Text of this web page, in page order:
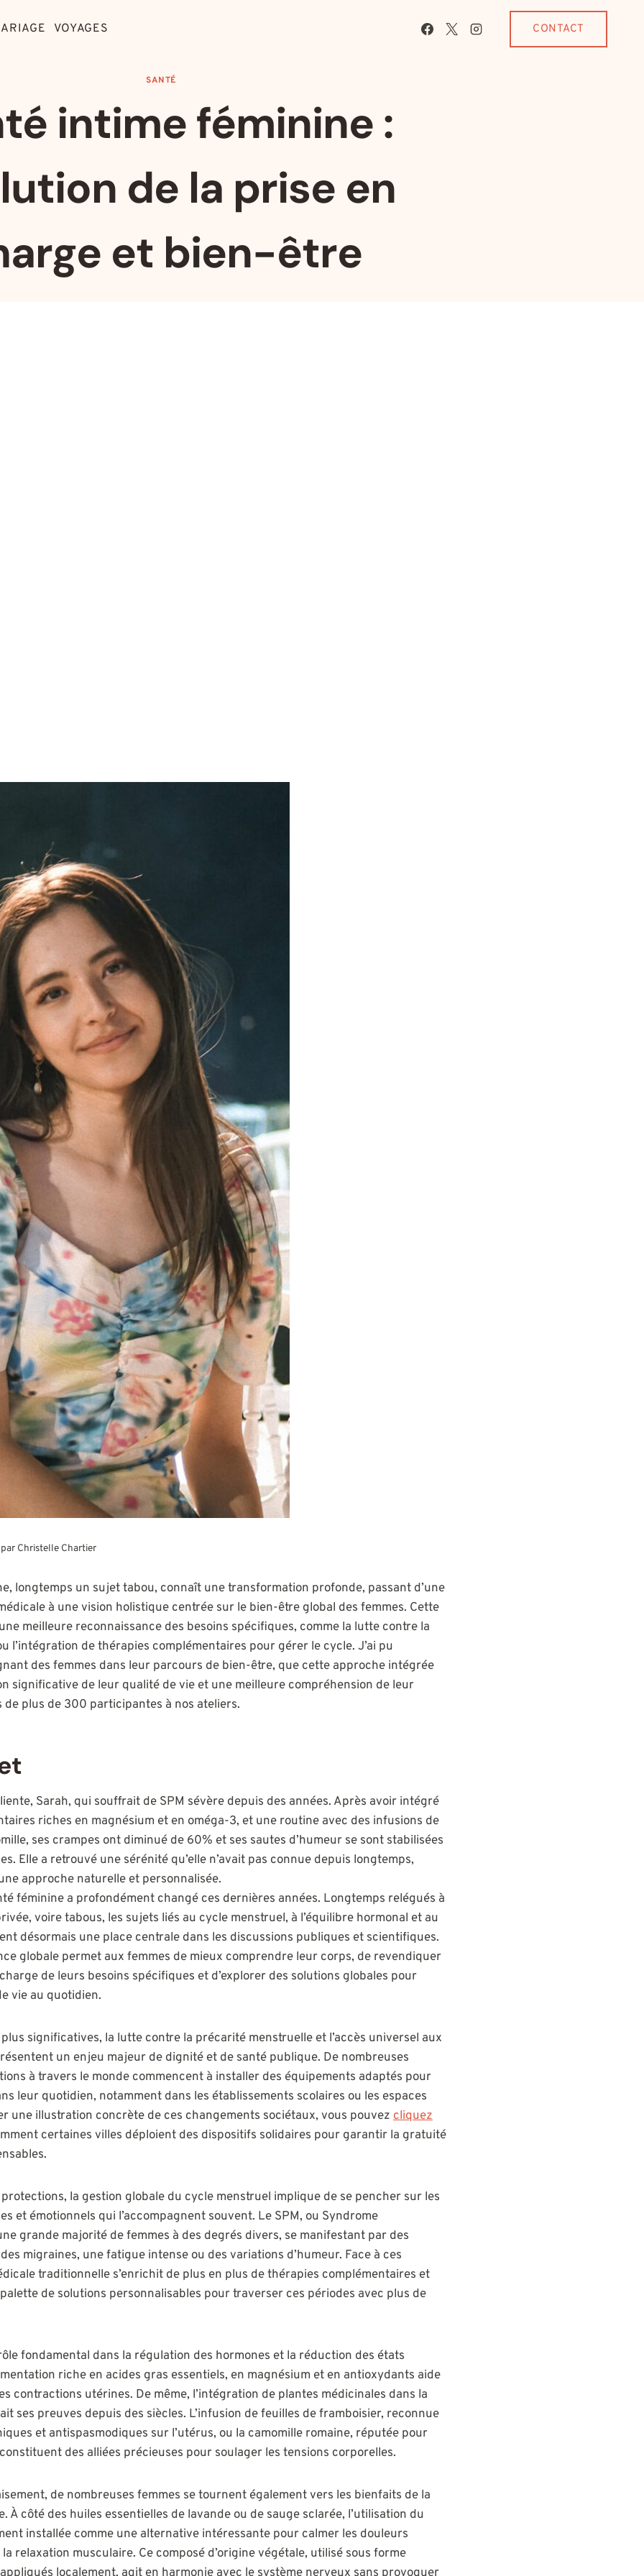
VOYAGES CONTACT
SANTÉ
intime féminine :
de la prise en
et bien-être
Christelle Chartier
longtemps un sujet tabou, connaît une transformation profonde, passant d’une
à une vision holistique centrée sur le bien-être global des femmes. Cette
meilleure reconnaissance des besoins spécifiques, comme la lutte contre la
l’intégration de thérapies complémentaires pour gérer le cycle. J’ai pu
des femmes dans leur parcours de bien-être, que cette approche intégrée
significative de leur qualité de vie et une meilleure compréhension de leur
de plus de 300 participantes à nos ateliers.
Sarah, qui souffrait de SPM sévère depuis des années. Après avoir intégré
riches en magnésium et en oméga-3, et une routine avec des infusions de
ses crampes ont diminué de 60% et ses sautes d’humeur se sont stabilisées
Elle a retrouvé une sérénité qu’elle n’avait pas connue depuis longtemps,
approche naturelle et personnalisée.
féminine a profondément changé ces dernières années. Longtemps relégués à
voire tabous, les sujets liés au cycle menstruel, à l’équilibre hormonal et au
désormais une place centrale dans les discussions publiques et scientifiques.
globale permet aux femmes de mieux comprendre leur corps, de revendiquer
de leurs besoins spécifiques et d’explorer des solutions globales pour
vie au quotidien.
significatives, la lutte contre la précarité menstruelle et l’accès universel aux
un enjeu majeur de dignité et de santé publique. De nombreuses
à travers le monde commencent à installer des équipements adaptés pour
leur quotidien, notamment dans les établissements scolaires ou les espaces
une illustration concrète de ces changements sociétaux, vous pouvez cliquez
certaines villes déploient des dispositifs solidaires pour garantir la gratuité
la gestion globale du cycle menstruel implique de se pencher sur les
et émotionnels qui l’accompagnent souvent. Le SPM, ou Syndrome
grande majorité de femmes à des degrés divers, se manifestant par des
migraines, une fatigue intense ou des variations d’humeur. Face à ces
traditionnelle s’enrichit de plus en plus de thérapies complémentaires et
de solutions personnalisables pour traverser ces périodes avec plus de
fondamental dans la régulation des hormones et la réduction des états
riche en acides gras essentiels, en magnésium et en antioxydants aide
contractions utérines. De même, l’intégration de plantes médicinales dans la
ses preuves depuis des siècles. L’infusion de feuilles de framboisier, reconnue
et antispasmodiques sur l’utérus, ou la camomille romaine, réputée pour
des alliées précieuses pour soulager les tensions corporelles.
de nombreuses femmes se tournent également vers les bienfaits de la
À côté des huiles essentielles de lavande ou de sauge sclarée, l’utilisation du
installée comme une alternative intéressante pour calmer les douleurs
relaxation musculaire. Ce composé d’origine végétale, utilisé sous forme